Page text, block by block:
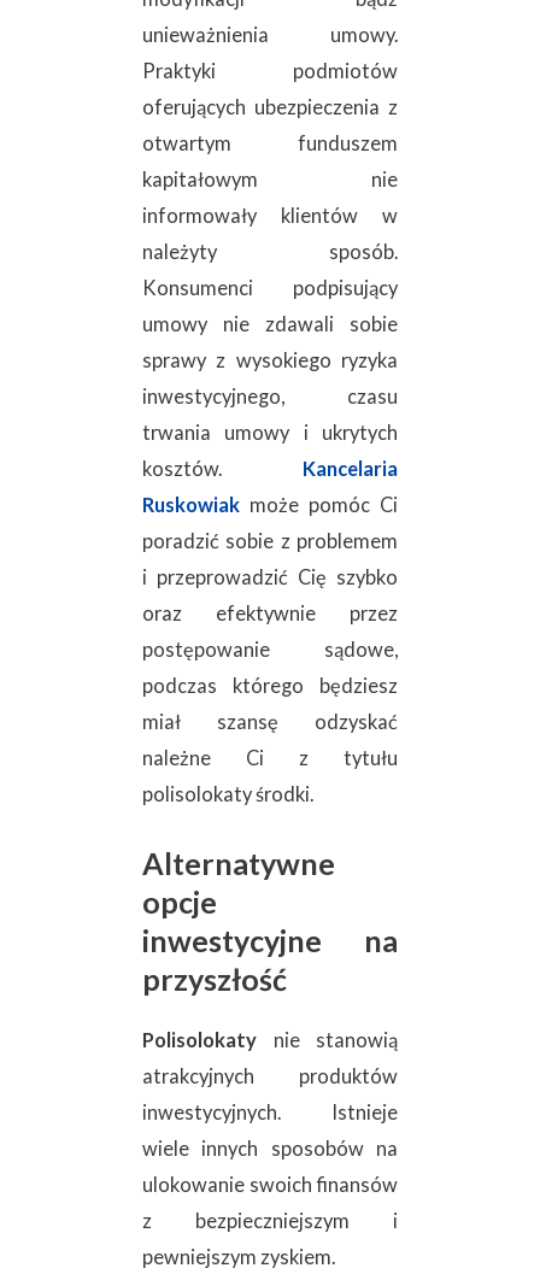
unieważnienia umowy.
Praktyki podmiotów
oferujących ubezpieczenia z
otwartym funduszem
kapitałowym nie
informowały klientów w
należyty sposób.
Konsumenci podpisujący
umowy nie zdawali sobie
sprawy z wysokiego ryzyka
inwestycyjnego, czasu
trwania umowy i ukrytych
kosztów. Kancelaria
Ruskowiak może pomóc Ci
poradzić sobie z problemem
i przeprowadzić Cię szybko
oraz efektywnie przez
postępowanie sądowe,
podczas którego będziesz
miał szansę odzyskać
należne Ci z tytułu
polisolokaty środki.
Alternatywne
opcje
inwestycyjne na
przyszłość
Polisolokaty nie stanowią
atrakcyjnych produktów
inwestycyjnych. Istnieje
wiele innych sposobów na
ulokowanie swoich finansów
z bezpieczniejszym i
pewniejszym zyskiem.